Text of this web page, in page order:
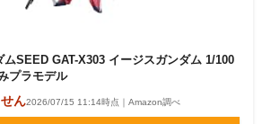
SEED GAT-X303 イージスガンダム 1/100
プラモデル
ん2026/07/15 11:14時点｜Amazon調べ